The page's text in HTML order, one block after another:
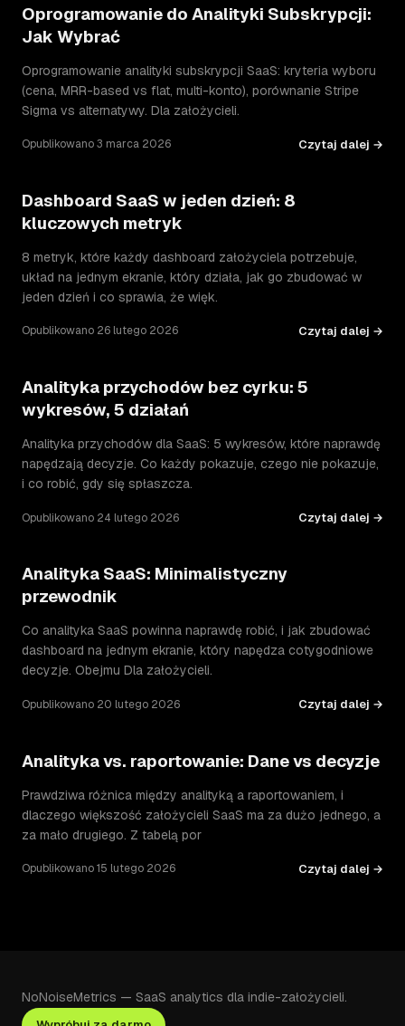
Oprogramowanie do Analityki Subskrypcji:
Jak Wybrać
Oprogramowanie analityki subskrypcji SaaS: kryteria wyboru
(cena, MRR-based vs flat, multi-konto), porównanie Stripe
Sigma vs alternatywy. Dla założycieli.
Opublikowano 3 marca 2026 Czytaj dalej →
Dashboard SaaS w jeden dzień: 8
kluczowych metryk
8 metryk, które każdy dashboard założyciela potrzebuje,
układ na jednym ekranie, który działa, jak go zbudować w
jeden dzień i co sprawia, że więk.
Opublikowano 26 lutego 2026 Czytaj dalej →
Analityka przychodów bez cyrku: 5
wykresów, 5 działań
Analityka przychodów dla SaaS: 5 wykresów, które naprawdę
napędzają decyzje. Co każdy pokazuje, czego nie pokazuje,
i co robić, gdy się spłaszcza.
Opublikowano 24 lutego 2026 Czytaj dalej →
Analityka SaaS: Minimalistyczny
przewodnik
Co analityka SaaS powinna naprawdę robić, i jak zbudować
dashboard na jednym ekranie, który napędza cotygodniowe
decyzje. Obejmu Dla założycieli.
Opublikowano 20 lutego 2026 Czytaj dalej →
Analityka vs. raportowanie: Dane vs decyzje
Prawdziwa różnica między analityką a raportowaniem, i
dlaczego większość założycieli SaaS ma za dużo jednego, a
za mało drugiego. Z tabelą por
Opublikowano 15 lutego 2026 Czytaj dalej →
NoNoiseMetrics — SaaS analytics dla indie-założycieli.